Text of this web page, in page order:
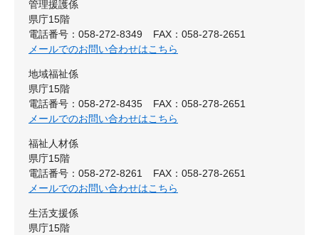
管理援護係
県庁15階
電話番号：058-272-8349
FAX：058-278-2651
メールでのお問い合わせはこちら
地域福祉係
県庁15階
電話番号：058-272-8435
FAX：058-278-2651
メールでのお問い合わせはこちら
福祉人材係
県庁15階
電話番号：058-272-8261
FAX：058-278-2651
メールでのお問い合わせはこちら
生活支援係
県庁15階